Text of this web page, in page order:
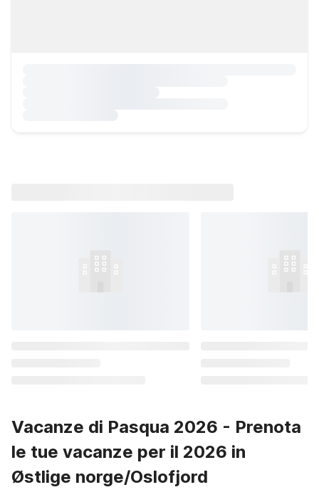
Vacanze di Pasqua 2026 - Prenota
le tue vacanze per il 2026 in
Østlige norge/Oslofjord